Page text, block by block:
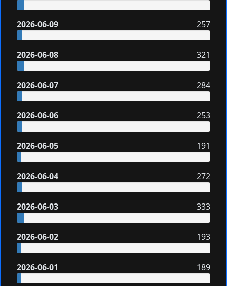
2026-06-09 257
2026-06-08 321
2026-06-07 284
2026-06-06 253
2026-06-05 191
2026-06-04 272
2026-06-03 333
2026-06-02 193
2026-06-01 189